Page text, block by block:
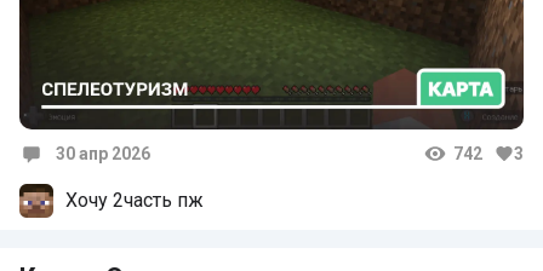
30 апр 2026 742 3
Хочу 2часть пж